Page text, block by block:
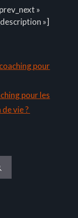
»
»]
pour
pour les
vie ?